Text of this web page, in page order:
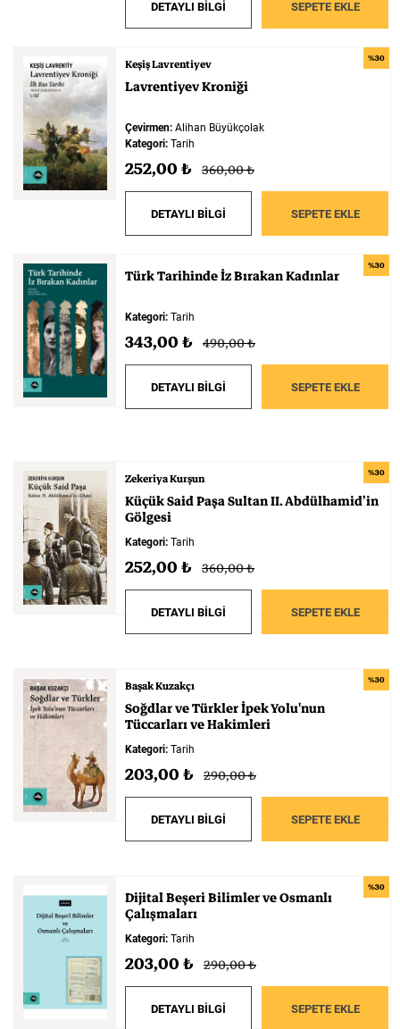
DETAYLI BİLGİ SEPETE EKLE
%30
Keşiş Lavrentiyev
LavrentiyevKroniği
Çevirmen: Alihan Büyükçolak
Kategori: Tarih
252,00 ₺ 360,00 ₺
DETAYLI BİLGİ SEPETE EKLE
%30
TürkTarihindeİzBırakanKadınlar
Kategori: Tarih
343,00 ₺ 490,00 ₺
DETAYLI BİLGİ SEPETE EKLE
%30
Zekeriya Kurşun
KüçükSaidPaşaSultanII.Abdülhamid’in
Gölgesi
Kategori: Tarih
252,00 ₺ 360,00 ₺
DETAYLI BİLGİ SEPETE EKLE
%30
Başak Kuzakçı
SoğdlarveTürklerİpekYolu'nun
TüccarlarıveHakimleri
Kategori: Tarih
203,00 ₺ 290,00 ₺
DETAYLI BİLGİ SEPETE EKLE
%30
DijitalBeşeriBilimlerveOsmanlı
Çalışmaları
Kategori: Tarih
203,00 ₺ 290,00 ₺
DETAYLI BİLGİ SEPETE EKLE